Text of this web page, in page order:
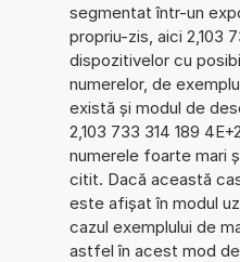
segmentat într-un
propriu-zis, aici 2,103
dispozitivelor cu
numerelor, de
există și modul de
2,103 733 314 189
numerele foarte mari
citit. Dacă această
este afișat în modul
cazul exemplului de
astfel în acest mod de